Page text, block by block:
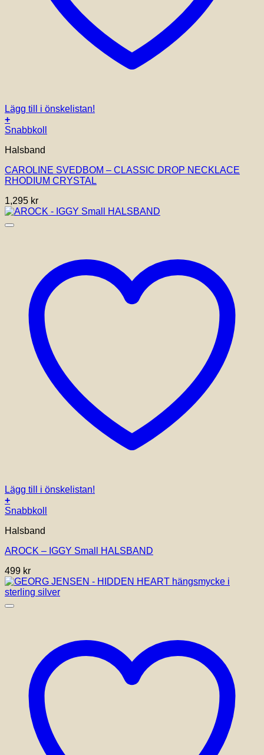
Lägg till i önskelistan!
+
Snabbkoll
Halsband
CAROLINE SVEDBOM – CLASSIC DROP NECKLACE
RHODIUM CRYSTAL
1,295 kr
Lägg till i önskelistan!
+
Snabbkoll
Halsband
AROCK – IGGY Small HALSBAND
499 kr